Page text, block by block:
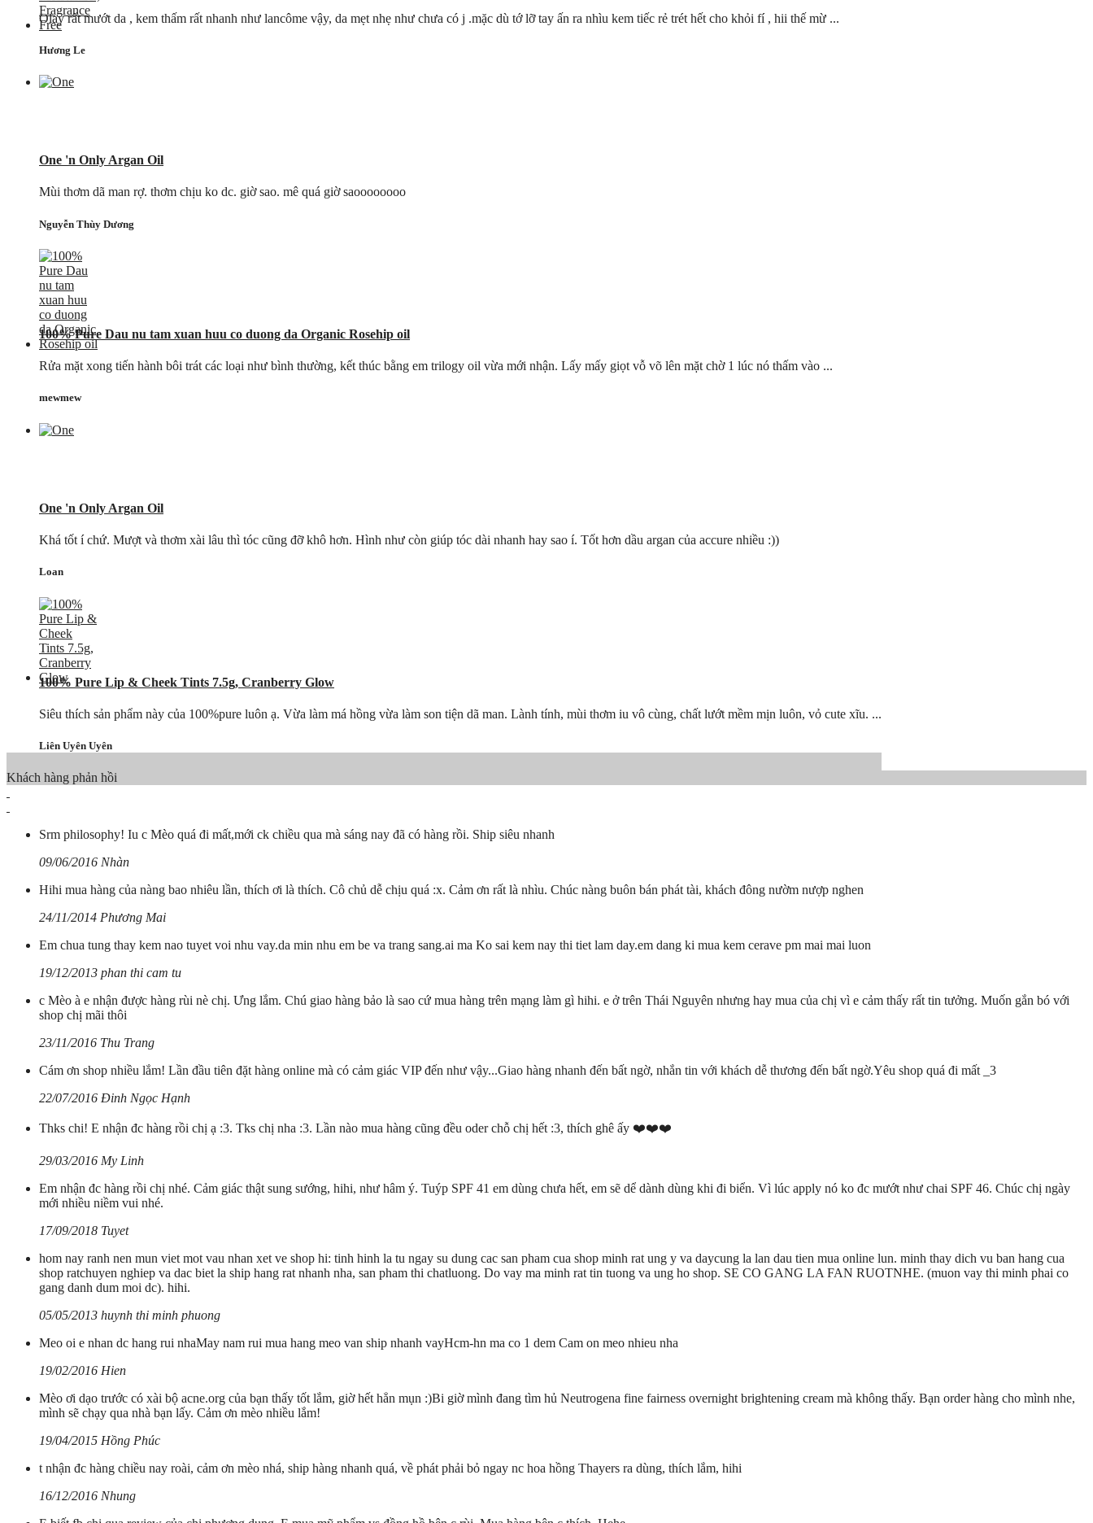
Olay rất mướt da , kem thấm rất nhanh như lancôme vậy, da mẹt nhẹ như chưa có j .mặc dù tớ lỡ tay ấn ra nhìu kem tiếc rẻ trét hết cho khỏi fí , hii thế mừ ...
Hương Le
One 'n Only Argan Oil
Mùi thơm dã man rợ. thơm chịu ko dc. giờ sao. mê quá giờ saoooooooo
Nguyễn Thùy Dương
100% Pure Dau nu tam xuan huu co duong da Organic Rosehip oil
Rửa mặt xong tiến hành bôi trát các loại như bình thường, kết thúc bằng em trilogy oil vừa mới nhận. Lấy mấy giọt vỗ võ lên mặt chờ 1 lúc nó thấm vào ...
mewmew
One 'n Only Argan Oil
Khá tốt í chứ. Mượt và thơm xài lâu thì tóc cũng đỡ khô hơn. Hình như còn giúp tóc dài nhanh hay sao í. Tốt hơn dầu argan của accure nhiều :))
Loan
100% Pure Lip & Cheek Tints 7.5g, Cranberry Glow
Siêu thích sản phẩm này của 100%pure luôn ạ. Vừa làm má hồng vừa làm son tiện dã man. Lành tính, mùi thơm iu vô cùng, chất lướt mềm mịn luôn, vỏ cute xĩu. ...
Liên Uyên Uyên
Khách hàng phản hồi
Srm philosophy! Iu c Mèo quá đi mất,mới ck chiều qua mà sáng nay đã có hàng rồi. Ship siêu nhanh
09/06/2016 Nhàn
Hihi mua hàng của nàng bao nhiêu lần, thích ơi là thích. Cô chủ dễ chịu quá :x. Cảm ơn rất là nhìu. Chúc nàng buôn bán phát tài, khách đông nườm nượp nghen
24/11/2014 Phương Mai
Em chua tung thay kem nao tuyet voi nhu vay.da min nhu em be va trang sang.ai ma Ko sai kem nay thi tiet lam day.em dang ki mua kem cerave pm mai mai luon
19/12/2013 phan thi cam tu
c Mèo à e nhận được hàng rùi nè chị. Ưng lắm. Chú giao hàng bảo là sao cứ mua hàng trên mạng làm gì hihi. e ở trên Thái Nguyên nhưng hay mua của chị vì e cảm thấy rất tin tưởng. Muốn gắn bó với
shop chị mãi thôi
23/11/2016 Thu Trang
Cám ơn shop nhiều lắm! Lần đầu tiên đặt hàng online mà có cảm giác VIP đến như vậy...Giao hàng nhanh đến bất ngờ, nhắn tin với khách dễ thương đến bất ngờ.Yêu shop quá đi mất _3
22/07/2016 Đinh Ngọc Hạnh
Thks chi! E nhận đc hàng rồi chị ạ :3. Tks chị nha :3. Lần nào mua hàng cũng đều oder chỗ chị hết :3, thích ghê ấy ❤️❤️❤️
29/03/2016 My Linh
Em nhận đc hàng rồi chị nhé. Cảm giác thật sung sướng, hihi, như hâm ý. Tuýp SPF 41 em dùng chưa hết, em sẽ dể dành dùng khi đi biển. Vì lúc apply nó ko đc mướt như chai SPF 46. Chúc chị ngày
mới nhiều niềm vui nhé.
17/09/2018 Tuyet
hom nay ranh nen mun viet mot vau nhan xet ve shop hi: tinh hinh la tu ngay su dung cac san pham cua shop minh rat ung y va daycung la lan dau tien mua online lun. minh thay dich vu ban hang cua
shop ratchuyen nghiep va dac biet la ship hang rat nhanh nha, san pham thi chatluong. Do vay ma minh rat tin tuong va ung ho shop. SE CO GANG LA FAN RUOTNHE. (muon vay thi minh phai co
gang danh dum moi dc). hihi.
05/05/2013 huynh thi minh phuong
Meo oi e nhan dc hang rui nhaMay nam rui mua hang meo van ship nhanh vayHcm-hn ma co 1 dem Cam on meo nhieu nha
19/02/2016 Hien
Mèo ơi dạo trước có xài bộ acne.org của bạn thấy tốt lắm, giờ hết hẳn mụn :)Bi giờ mình đang tìm hủ Neutrogena fine fairness overnight brightening cream mà không thấy. Bạn order hàng cho mình nhe,
mình sẽ chạy qua nhà bạn lấy. Cảm ơn mèo nhiều lắm!
19/04/2015 Hồng Phúc
t nhận đc hàng chiều nay roài, cảm ơn mèo nhá, ship hàng nhanh quá, về phát phải bỏ ngay nc hoa hồng Thayers ra dùng, thích lắm, hihi
16/12/2016 Nhung